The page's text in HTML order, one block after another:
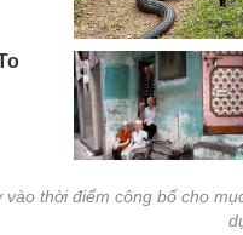
thời điểm công bố cho